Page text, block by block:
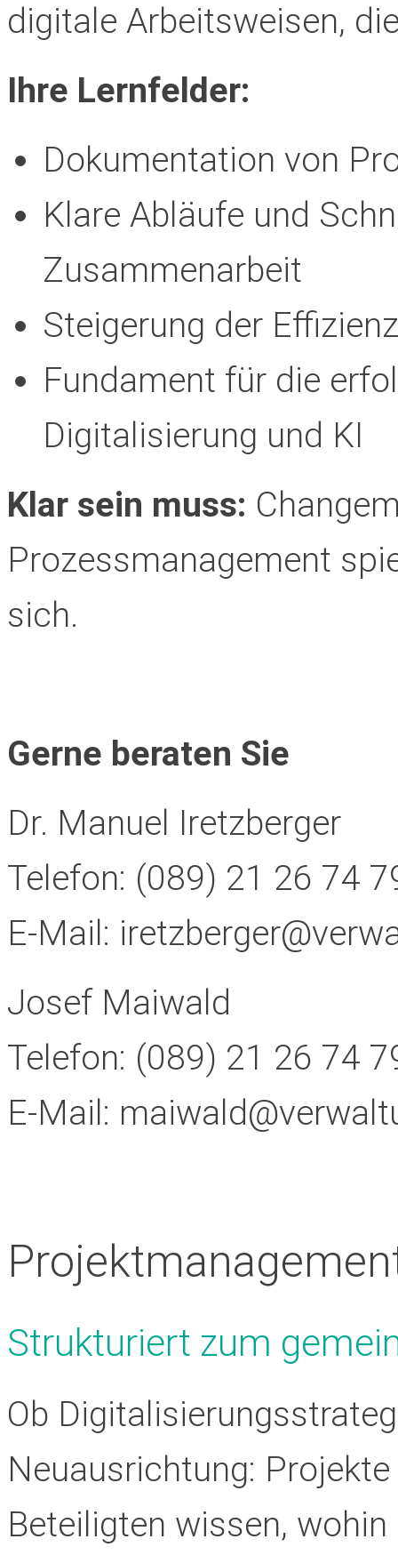
digitale Arbeitsweisen,
Ihre Lernfelder:
Dokumentation von
Klare Abläufe und
Zusammenarbeit
Steigerung der
Fundament für die
Digitalisierung und KI
Klar sein muss:
Prozessmanagement
sich.
Gerne beraten Sie
Dr. Manuel Iretzberger
Telefon: (089) 21 26 74
E-Mail:
Josef Maiwald
Telefon: (089) 21 26 74
E-Mail:
Strukturiert zum
Ob
Neuausrichtung:
Beteiligten wissen,